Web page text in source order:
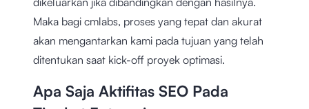
Maka bagi cmlabs, proses yang tepat dan akurat
akan mengantarkan kami pada tujuan yang telah
ditentukan saat kick-off proyek optimasi.
Apa Saja Aktifitas SEO Pada